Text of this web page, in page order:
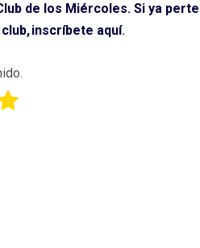
de los Miércoles. Si ya
inscríbete aquí.